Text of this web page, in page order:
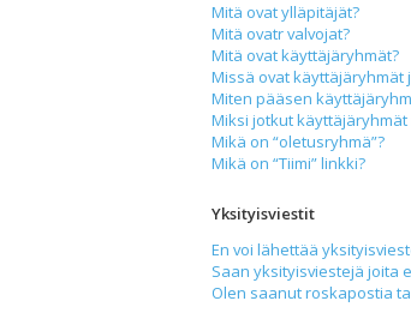
Mitä ovat ylläpitäjät?
Mitä ovatr valvojat?
Mitä ovat käyttäjäryhmät?
Missä ovat käyttäjäryhmät
Miten pääsen
Miksi jotkut
Mikä on “oletusryhmä”?
Mikä on “Tiimi” linkki?
Yksityisviestit
En voi lähettää
Saan yksityisviestejä joita
Olen saanut roskapostia